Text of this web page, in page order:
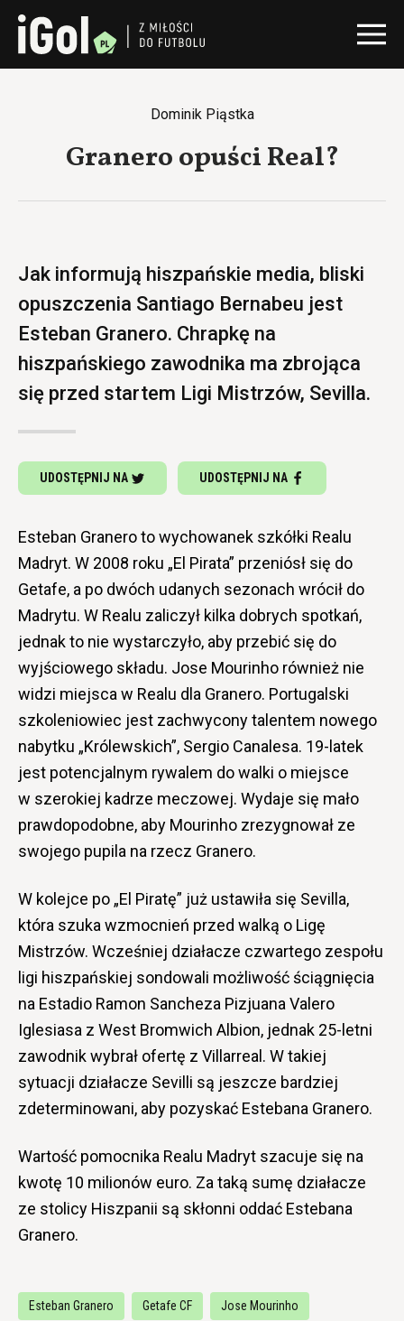
Dominik Piąstka
Granero opuści Real?
Jak informują hiszpańskie media, bliski
opuszczenia Santiago Bernabeu jest
Esteban Granero. Chrapkę na
hiszpańskiego zawodnika ma zbrojąca
się przed startem Ligi Mistrzów, Sevilla.
UDOSTĘPNIJ NA UDOSTĘPNIJ NA
Esteban Granero to wychowanek szkółki Realu
Madryt. W 2008 roku „El Pirata” przeniósł się do
Getafe, a po dwóch udanych sezonach wrócił do
Madrytu. W Realu zaliczył kilka dobrych spotkań,
jednak to nie wystarczyło, aby przebić się do
wyjściowego składu. Jose Mourinho również nie
widzi miejsca w Realu dla Granero. Portugalski
szkoleniowiec jest zachwycony talentem nowego
nabytku „Królewskich”, Sergio Canalesa. 19-latek
jest potencjalnym rywalem do walki o miejsce
w szerokiej kadrze meczowej. Wydaje się mało
prawdopodobne, aby Mourinho zrezygnował ze
swojego pupila na rzecz Granero.
W kolejce po „El Piratę” już ustawiła się Sevilla,
która szuka wzmocnień przed walką o Ligę
Mistrzów. Wcześniej działacze czwartego zespołu
ligi hiszpańskiej sondowali możliwość ściągnięcia
na Estadio Ramon Sancheza Pizjuana Valero
Iglesiasa z West Bromwich Albion, jednak 25-letni
zawodnik wybrał ofertę z Villarreal. W takiej
sytuacji działacze Sevilli są jeszcze bardziej
zdeterminowani, aby pozyskać Estebana Granero.
Wartość pomocnika Realu Madryt szacuje się na
kwotę 10 milionów euro. Za taką sumę działacze
ze stolicy Hiszpanii są skłonni oddać Estebana
Granero.
Esteban Granero Getafe CF Jose Mourinho